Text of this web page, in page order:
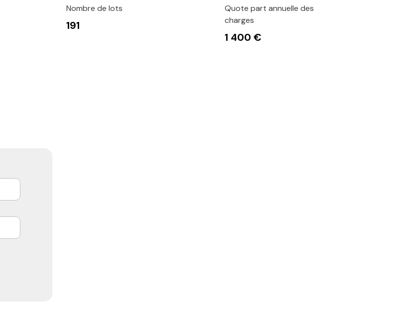
Nombre de lots
191
Quote part annuelle des
charges
1 400 €